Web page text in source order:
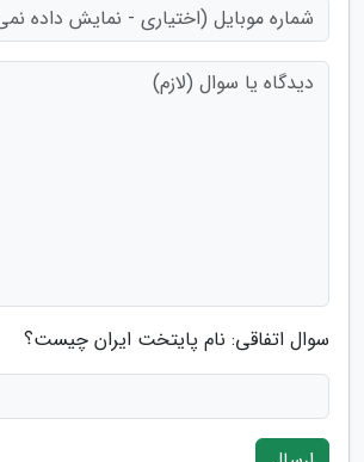
سوال اتفاقی: نام پایتخت ایران چیست؟